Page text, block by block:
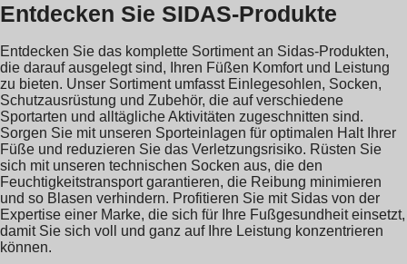
Entdecken Sie SIDAS-Produkte
Entdecken Sie das komplette Sortiment an Sidas-Produkten,
die darauf ausgelegt sind, Ihren Füßen Komfort und Leistung
zu bieten. Unser Sortiment umfasst Einlegesohlen, Socken,
Schutzausrüstung und Zubehör, die auf verschiedene
Sportarten und alltägliche Aktivitäten zugeschnitten sind.
Sorgen Sie mit unseren Sporteinlagen für optimalen Halt Ihrer
Füße und reduzieren Sie das Verletzungsrisiko. Rüsten Sie
sich mit unseren technischen Socken aus, die den
Feuchtigkeitstransport garantieren, die Reibung minimieren
und so Blasen verhindern. Profitieren Sie mit Sidas von der
Expertise einer Marke, die sich für Ihre Fußgesundheit einsetzt,
damit Sie sich voll und ganz auf Ihre Leistung konzentrieren
können.